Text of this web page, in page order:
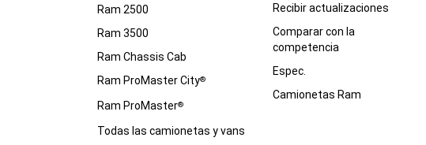
Ram 2500
Ram 3500
Ram Chassis Cab
Ram ProMaster City®
Ram ProMaster®
Todas las camionetas y vans
Recibir actualizaciones
Comparar con la
competencia
Espec.
Camionetas Ram